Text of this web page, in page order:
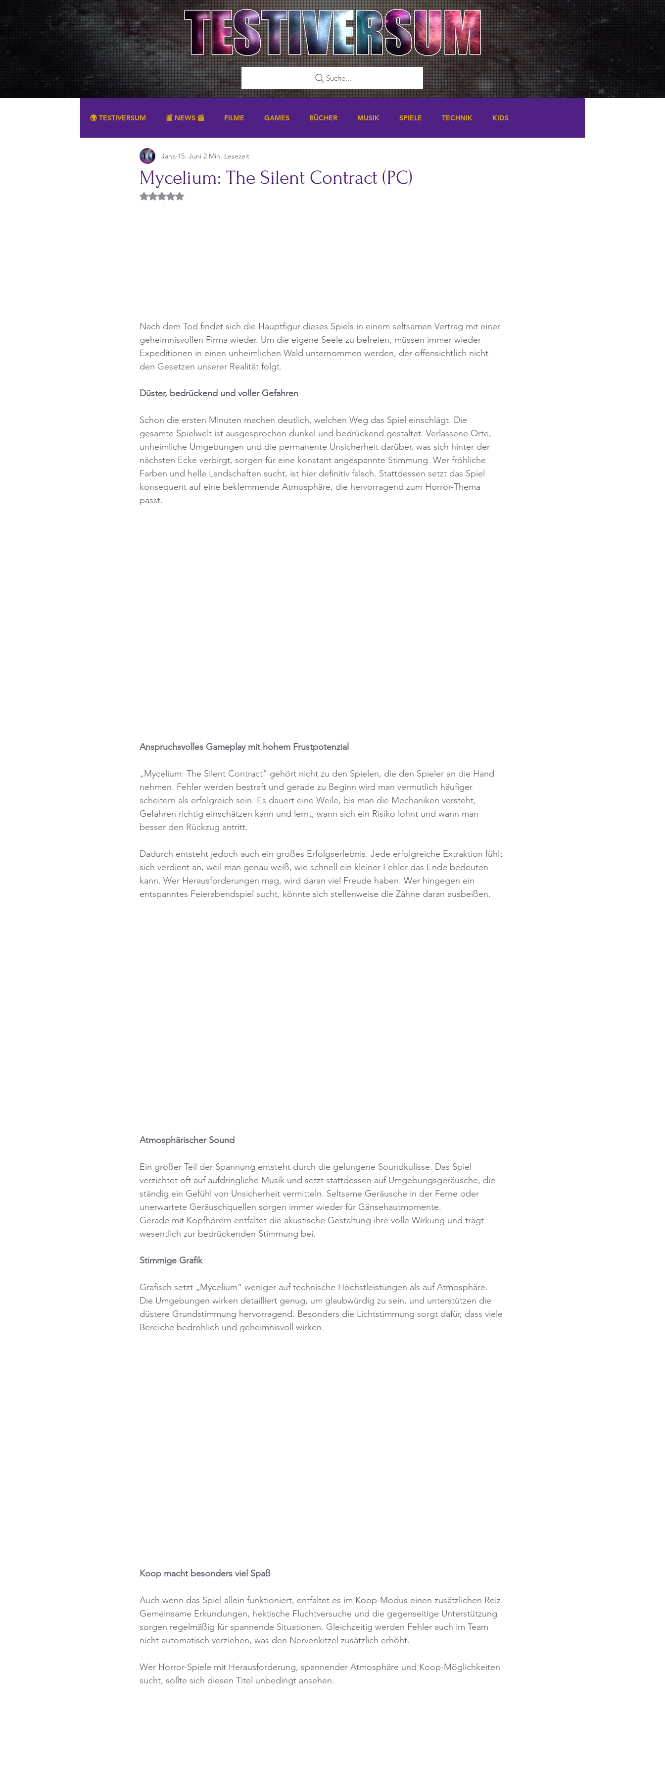
Suche...
🌍 TESTIVERSUM 📰 NEWS 📰 FILME GAMES BÜCHER MUSIK SPIELE TECHNIK KIDS
SONSTIGES
Mycelium: The Silent Contract (PC)
Jana 15. Juni 2 Min. Lesezeit
Mit NaN von 5 Sternen bewertet.
Nach dem Tod findet sich die Hauptfigur dieses Spiels in einem seltsamen Vertrag mit einer
geheimnisvollen Firma wieder. Um die eigene Seele zu befreien, müssen immer wieder
Expeditionen in einen unheimlichen Wald unternommen werden, der offensichtlich nicht
den Gesetzen unserer Realität folgt.
Düster, bedrückend und voller Gefahren
Schon die ersten Minuten machen deutlich, welchen Weg das Spiel einschlägt. Die
gesamte Spielwelt ist ausgesprochen dunkel und bedrückend gestaltet. Verlassene Orte,
unheimliche Umgebungen und die permanente Unsicherheit darüber, was sich hinter der
nächsten Ecke verbirgt, sorgen für eine konstant angespannte Stimmung. Wer fröhliche
Farben und helle Landschaften sucht, ist hier definitiv falsch. Stattdessen setzt das Spiel
konsequent auf eine beklemmende Atmosphäre, die hervorragend zum Horror-Thema
passt.
Anspruchsvolles Gameplay mit hohem Frustpotenzial
„Mycelium: The Silent Contract“ gehört nicht zu den Spielen, die den Spieler an die Hand
nehmen. Fehler werden bestraft und gerade zu Beginn wird man vermutlich häufiger
scheitern als erfolgreich sein. Es dauert eine Weile, bis man die Mechaniken versteht,
Gefahren richtig einschätzen kann und lernt, wann sich ein Risiko lohnt und wann man
besser den Rückzug antritt.
Dadurch entsteht jedoch auch ein großes Erfolgserlebnis. Jede erfolgreiche Extraktion fühlt
sich verdient an, weil man genau weiß, wie schnell ein kleiner Fehler das Ende bedeuten
kann. Wer Herausforderungen mag, wird daran viel Freude haben. Wer hingegen ein
entspanntes Feierabendspiel sucht, könnte sich stellenweise die Zähne daran ausbeißen.
Atmosphärischer Sound
Ein großer Teil der Spannung entsteht durch die gelungene Soundkulisse. Das Spiel
verzichtet oft auf aufdringliche Musik und setzt stattdessen auf Umgebungsgeräusche, die
ständig ein Gefühl von Unsicherheit vermitteln. Seltsame Geräusche in der Ferne oder
unerwartete Geräuschquellen sorgen immer wieder für Gänsehautmomente.
Gerade mit Kopfhörern entfaltet die akustische Gestaltung ihre volle Wirkung und trägt
wesentlich zur bedrückenden Stimmung bei.
Stimmige Grafik
Grafisch setzt „Mycelium“ weniger auf technische Höchstleistungen als auf Atmosphäre.
Die Umgebungen wirken detailliert genug, um glaubwürdig zu sein, und unterstützen die
düstere Grundstimmung hervorragend. Besonders die Lichtstimmung sorgt dafür, dass viele
Bereiche bedrohlich und geheimnisvoll wirken.
Koop macht besonders viel Spaß
Auch wenn das Spiel allein funktioniert, entfaltet es im Koop-Modus einen zusätzlichen Reiz.
Gemeinsame Erkundungen, hektische Fluchtversuche und die gegenseitige Unterstützung
sorgen regelmäßig für spannende Situationen. Gleichzeitig werden Fehler auch im Team
nicht automatisch verziehen, was den Nervenkitzel zusätzlich erhöht.
Wer Horror-Spiele mit Herausforderung, spannender Atmosphäre und Koop-Möglichkeiten
sucht, sollte sich diesen Titel unbedingt ansehen.